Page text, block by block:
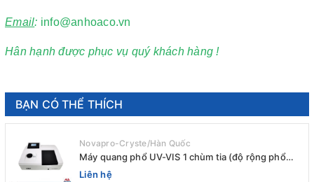
Email: info@anhoaco.vn
Hân hạnh được phục vụ quý khách hàng !
BẠN CÓ THỂ THÍCH
Novapro-Cryste/Hàn Quốc
Máy quang phổ UV-VIS 1 chùm tia (độ rộng phổ
4nm) E-1000UV / Peak
Liên hệ